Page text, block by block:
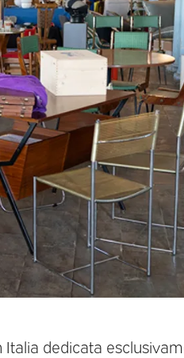
Italia dedicata